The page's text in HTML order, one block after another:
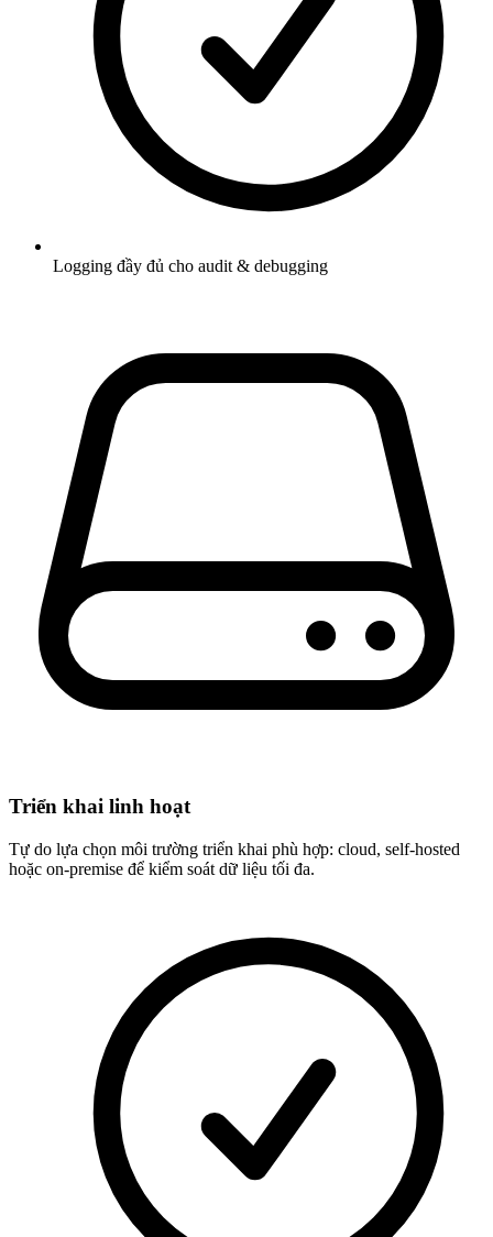
Logging đầy đủ cho audit & debugging
Triển khai linh hoạt
Tự do lựa chọn môi trường triển khai phù hợp: cloud, self-hosted
hoặc on-premise để kiểm soát dữ liệu tối đa.